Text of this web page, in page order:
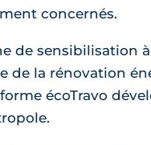
concernés.
de sensibilisation à
de la rénovation
écoTravo